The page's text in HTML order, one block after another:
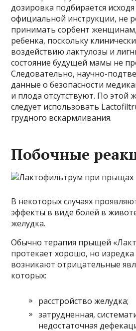
дозировка подбирается исходя
официальной инструкции, не
принимать сорбент
ребенка, поскольку
воздействию лактулозы и
состояние будущей мамы не
Следовательно, научно-
данные о безопасности
и плода отсутствуют. По этой
следует использовать
грудного вскармливания.
Побочные
В некоторых случаях
эффекты в виде болей в
желудка.
Обычно терапия прыщей
протекает хорошо, но
возникают отрицательные
которых:
расстройство желудка;
затрудненная,
недостаточная